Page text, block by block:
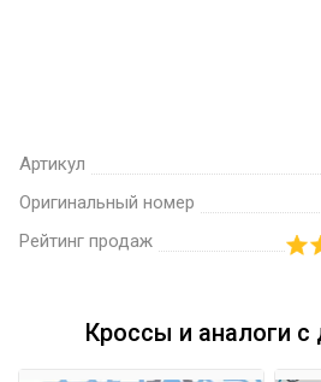
Артикул
Оригинальный номер
Рейтинг продаж
Кроссы и аналоги с